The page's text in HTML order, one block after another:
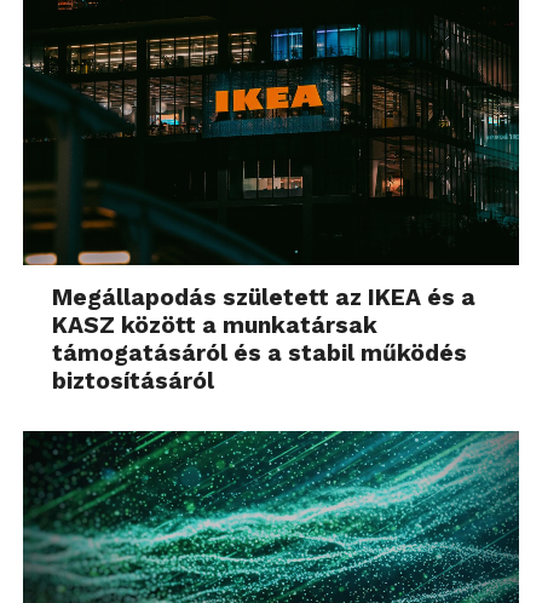
Megállapodás született az IKEA és a
KASZ között a munkatársak
támogatásáról és a stabil működés
biztosításáról